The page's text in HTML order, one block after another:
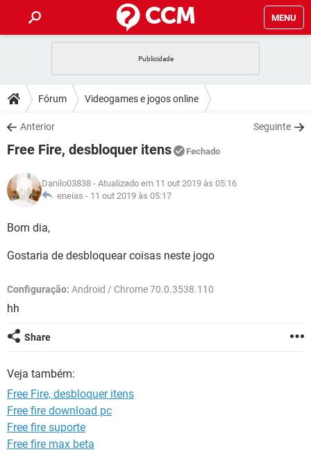
MENU
CELULAR FACEBOOK
OUTLOOK
INSTAGRAM GMAIL
GUIA DE COMPRAS
DICAS
JOGOS WHATSAPP
INSTAGRAM GMAIL
DOWNLOADS
JOGOS WHATSAPP
CELULAR
OUTLOOK EXCEL
INSTAGRAM
JOGOS WHATSAPP
OUTLOOK
INSTAGRAM GMAIL
GLOSSÁRIO
JOGOS
INSTAGRAM GMAIL
Fórum Videogames e jogos online
Anterior Seguinte
Free Fire, desbloquer itens Fechado
Danilo03838 - Atualizado em 11 out 2019 às 05:16
eneias - 11 out 2019 às 05:17
Bom dia,
Gostaria de desbloquear coisas neste jogo
Configuração: Android / Chrome 70.0.3538.110
hh
Share
Veja também:
Free Fire, desbloquer itens
Free fire download pc
Free fire suporte
Free fire max beta